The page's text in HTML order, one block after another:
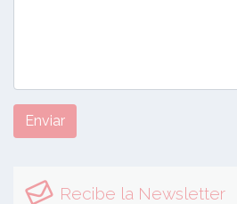
Enviar
Recibe la Newsletter